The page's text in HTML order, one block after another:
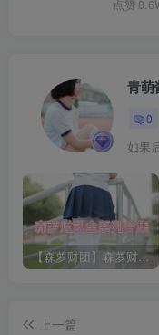
点赞
青萌
0
如果
【森萝财团】森萝财团系列福利原版无水印合集下载[与本站内容同步更新]
上一篇